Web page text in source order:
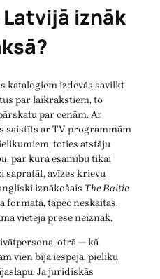
Latvijā iznāk
katalogiem izdevās savilkt
par laikrakstiem, to
par cenām. Ar
saistīts ar TV programmām
toties atstāju
, par kura esamību tikai
sapratāt, avīzes krievu
iznākošais The Baltic
formātā, tāpēc neskaitās.
vietējā prese neiznāk.
otrā — kā
vien bija iespēja, pieliku
Ja juridiskās